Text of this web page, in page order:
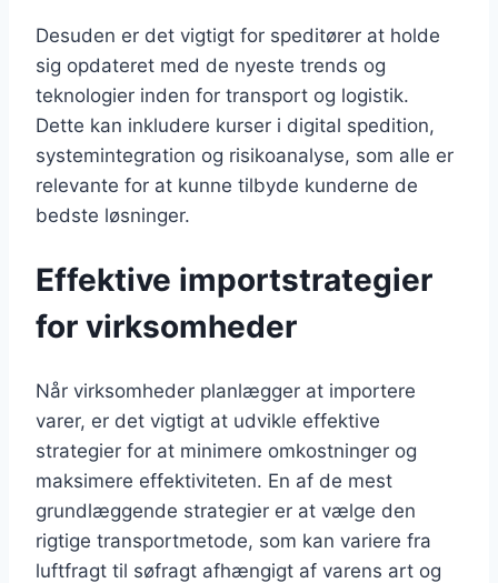
Desuden er det vigtigt for speditører at holde
sig opdateret med de nyeste trends og
teknologier inden for transport og logistik.
Dette kan inkludere kurser i digital spedition,
systemintegration og risikoanalyse, som alle er
relevante for at kunne tilbyde kunderne de
bedste løsninger.
Effektive importstrategier
for virksomheder
Når virksomheder planlægger at importere
varer, er det vigtigt at udvikle effektive
strategier for at minimere omkostninger og
maksimere effektiviteten. En af de mest
grundlæggende strategier er at vælge den
rigtige transportmetode, som kan variere fra
luftfragt til søfragt afhængigt af varens art og